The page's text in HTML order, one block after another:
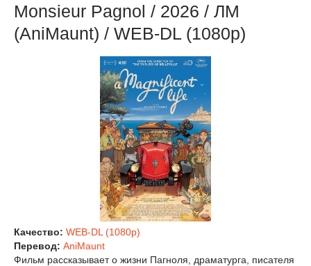
Monsieur Pagnol / 2026 / ЛМ
(AniMaunt) / WEB-DL (1080p)
Качество: WEB-DL (1080p)
Перевод: AniMaunt
Фильм рассказывает о жизни Пагноля, драматурга, писателя